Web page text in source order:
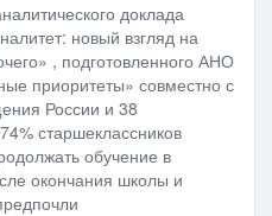
доклада
новый взгляд на
, подготовленного АНО
приоритеты» совместно с
России и 38
старшеклассников
обучение в
окончания школы и